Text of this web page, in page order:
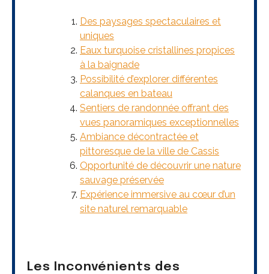
Des paysages spectaculaires et
uniques
Eaux turquoise cristallines propices
à la baignade
Possibilité d’explorer différentes
calanques en bateau
Sentiers de randonnée offrant des
vues panoramiques exceptionnelles
Ambiance décontractée et
pittoresque de la ville de Cassis
Opportunité de découvrir une nature
sauvage préservée
Expérience immersive au cœur d’un
site naturel remarquable
Les Inconvénients des